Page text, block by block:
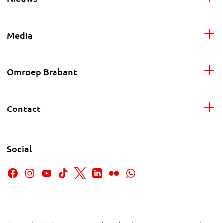
Media
Omroep Brabant
Contact
Social